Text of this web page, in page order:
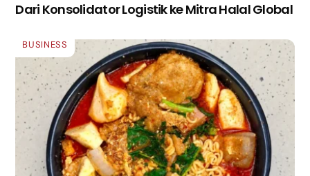
Dari Konsolidator Logistik ke Mitra Halal Global
BUSINESS